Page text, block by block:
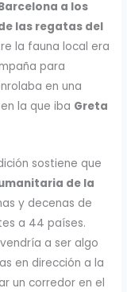
a los
las regatas del
la fauna local era
para
en una
la que iba Greta
sostiene que
de la
y decenas de
a 44 países.
a ser algo
en dirección a la
un corredor en el